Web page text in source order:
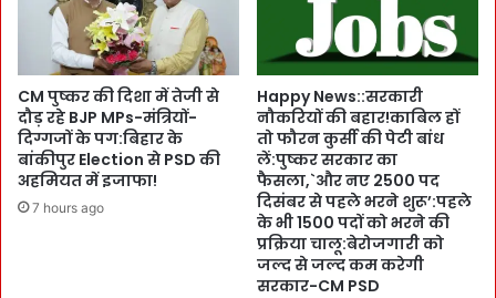
का
स
में
S
t
a
दा
य
त
प
र
यु
CM पुष्कर की दिशा में तेजी से
दौड़ रहे BJP MPs-मंत्रियों-
दिग्गजों के पग:बिहार के
बांकीपुर Election से PSD की
अहमियत में इजाफा!
7 hours ago
Happy News::सरकारी
नौकरियों की बहार!काबिल हों
तो फौरन कुर्सी की पेटी बांध
लें:पुष्कर सरकार का
फैसला,`और नए 2500 पद
दिसंबर से पहले भरने शुरू’:पहले
के भी 1500 पदों को भरने की
प्रक्रिया चालू:बेरोजगारी को
जल्द से जल्द कम करेगी
सरकार-CM PSD